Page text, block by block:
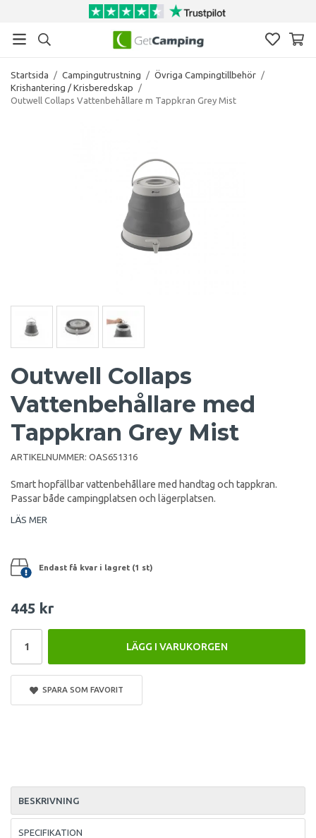
Startsida / Campingutrustning / Övriga Campingtillbehör /
Krishantering / Krisberedskap
/
Outwell Collaps Vattenbehållare m Tappkran Grey Mist
Outwell Collaps
Vattenbehållare med
Tappkran Grey Mist
ARTIKELNUMMER: OAS651316
Smart hopfällbar vattenbehållare med handtag och tappkran.
Passar både campingplatsen och lägerplatsen.
LÄS MER
Endast få kvar i lagret (1 st)
445 kr
LÄGG I VARUKORGEN
SPARA SOM FAVORIT
BESKRIVNING
SPECIFIKATION